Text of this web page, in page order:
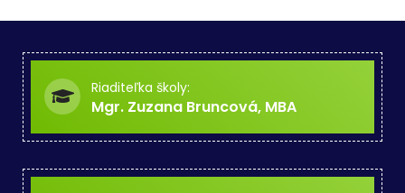
Riaditeľka školy:
Mgr. Zuzana Bruncová, MBA